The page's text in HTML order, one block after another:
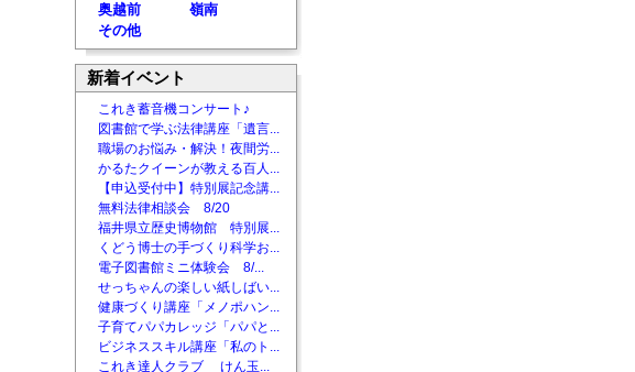
奥越前
嶺南
その他
新着イベント
これき蓄音機コンサート♪
図書館で学ぶ法律講座「遺言...
職場のお悩み・解決！夜間労...
かるたクイーンが教える百人...
【申込受付中】特別展記念講...
無料法律相談会 8/20
福井県立歴史博物館 特別展...
くどう博士の手づくり科学お...
電子図書館ミニ体験会 8/...
せっちゃんの楽しい紙しばい...
健康づくり講座「メノポハン...
子育てパパカレッジ「パパと...
ビジネススキル講座「私のト...
これき達人クラブ けん玉...